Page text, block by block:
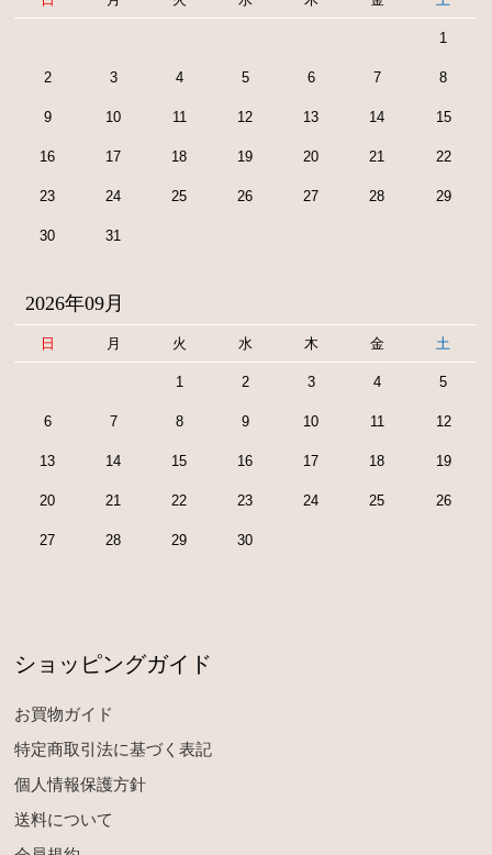
1
2 3 4 5 6 7 8
9 10 11 12 13 14 15
16 17 18 19 20 21 22
23 24 25 26 27 28 29
30 31
2026年09月
日 月 火 水 木 金 土
1 2 3 4 5
6 7 8 9 10 11 12
13 14 15 16 17 18 19
20 21 22 23 24 25 26
27 28 29 30
ショッピングガイド
お買物ガイド
特定商取引法に基づく表記
個人情報保護方針
送料について